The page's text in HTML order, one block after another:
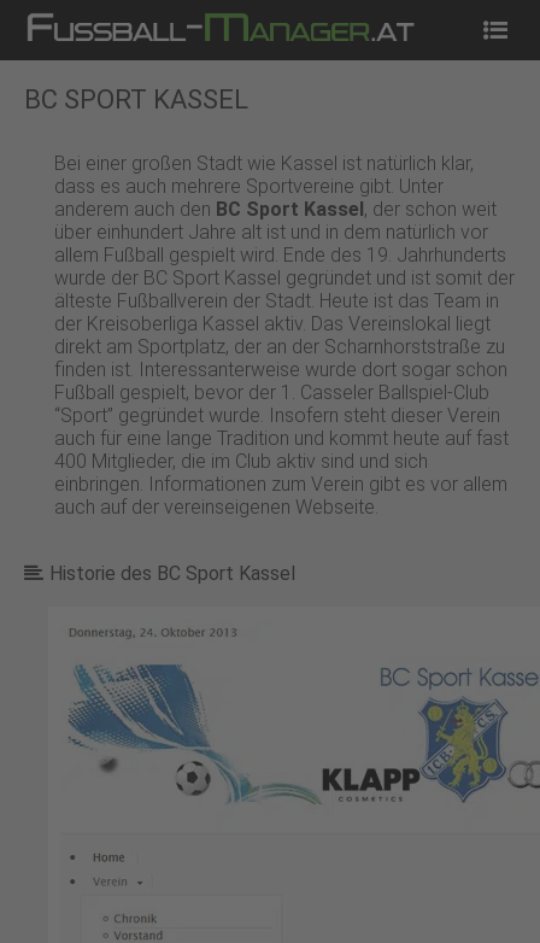
Startseite News Tippspiel Kostenlos Spielen
BC SPORT KASSEL
Bei einer großen Stadt wie Kassel ist natürlich klar,
dass es auch mehrere Sportvereine gibt. Unter
anderem auch den BC Sport Kassel, der schon weit
über einhundert Jahre alt ist und in dem natürlich vor
allem Fußball gespielt wird. Ende des 19. Jahrhunderts
wurde der BC Sport Kassel gegründet und ist somit der
älteste Fußballverein der Stadt. Heute ist das Team in
der Kreisoberliga Kassel aktiv. Das Vereinslokal liegt
direkt am Sportplatz, der an der Scharnhorststraße zu
finden ist. Interessanterweise wurde dort sogar schon
Fußball gespielt, bevor der 1. Casseler Ballspiel-Club
“Sport” gegründet wurde. Insofern steht dieser Verein
auch für eine lange Tradition und kommt heute auf fast
400 Mitglieder, die im Club aktiv sind und sich
einbringen. Informationen zum Verein gibt es vor allem
auch auf der vereinseigenen Webseite.
Historie des BC Sport Kassel